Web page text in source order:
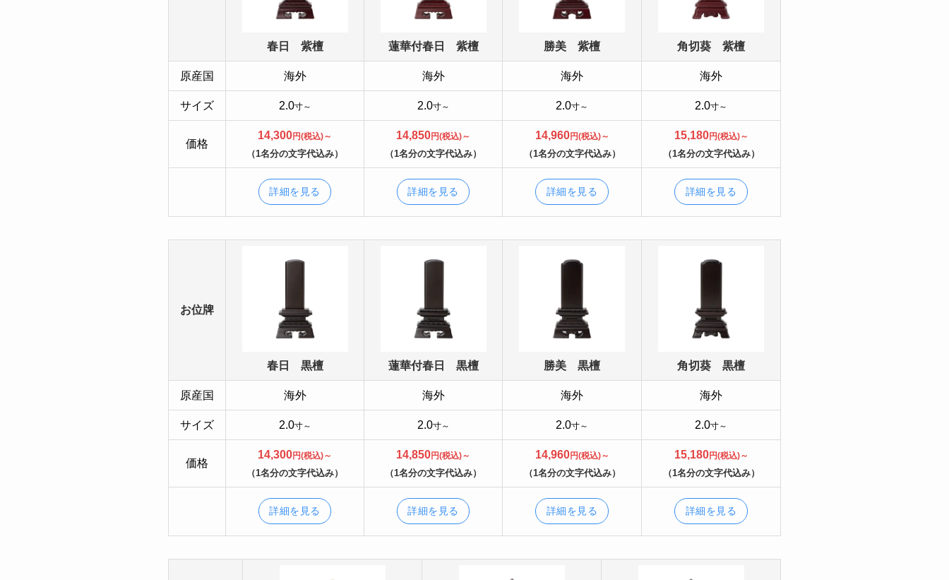
春日 紫檀 蓮華付春日 紫檀 勝美 紫檀 角切葵 紫檀
原産国 海外 海外 海外 海外
サイズ 2.0寸～ 2.0寸～ 2.0寸～ 2.0寸～
価格
14,300円(税込)～
（1名分の文字代込み）
14,850円(税込)～
（1名分の文字代込み）
14,960円(税込)～
（1名分の文字代込み）
15,180円(税込)～
（1名分の文字代込み）
詳細を見る 詳細を見る 詳細を見る 詳細を見る
お位牌
春日 黒檀 蓮華付春日 黒檀 勝美 黒檀 角切葵 黒檀
原産国 海外 海外 海外 海外
サイズ 2.0寸～ 2.0寸～ 2.0寸～ 2.0寸～
価格
14,300円(税込)～
（1名分の文字代込み）
14,850円(税込)～
（1名分の文字代込み）
14,960円(税込)～
（1名分の文字代込み）
15,180円(税込)～
（1名分の文字代込み）
詳細を見る 詳細を見る 詳細を見る 詳細を見る